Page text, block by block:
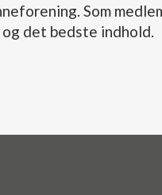
Som
det bedste indhold.